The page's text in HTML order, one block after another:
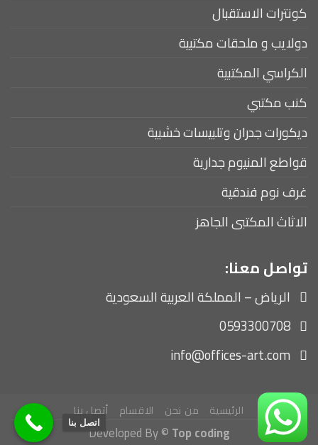
كونترات الاستقبال
دولايب و ملحقات مكتبية
الكراسي المكتبية
كنب مكتبي
ديكورات جدران وتلبيسات خشبية
قواطع المنيوم جدارية
غرف نوم فندقية
الاثاث المكتبى الجاهز
تواصل معنا:
الرياض – المملكة العربية السعودية
0593300708
info@offices-art.com
الرئيسية من نحن الاقسام أتصل بنا
Developed By ©Top coding اتصل بنا